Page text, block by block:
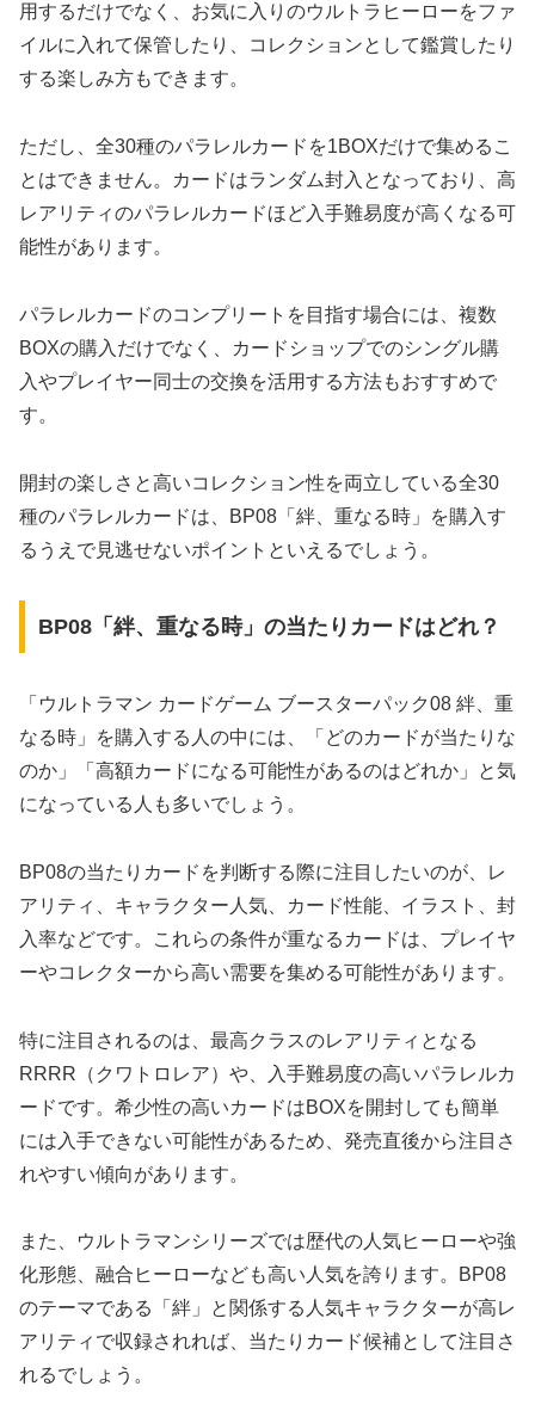
用するだけでなく、お気に入りのウルトラヒーローをファ
イルに入れて保管したり、コレクションとして鑑賞したり
する楽しみ方もできます。
ただし、全30種のパラレルカードを1BOXだけで集めるこ
とはできません。カードはランダム封入となっており、高
レアリティのパラレルカードほど入手難易度が高くなる可
能性があります。
パラレルカードのコンプリートを目指す場合には、複数
BOXの購入だけでなく、カードショップでのシングル購
入やプレイヤー同士の交換を活用する方法もおすすめで
す。
開封の楽しさと高いコレクション性を両立している全30
種のパラレルカードは、BP08「絆、重なる時」を購入す
るうえで見逃せないポイントといえるでしょう。
BP08「絆、重なる時」の当たりカードはどれ？
「ウルトラマン カードゲーム ブースターパック08 絆、重
なる時」を購入する人の中には、「どのカードが当たりな
のか」「高額カードになる可能性があるのはどれか」と気
になっている人も多いでしょう。
BP08の当たりカードを判断する際に注目したいのが、レ
アリティ、キャラクター人気、カード性能、イラスト、封
入率などです。これらの条件が重なるカードは、プレイヤ
ーやコレクターから高い需要を集める可能性があります。
特に注目されるのは、最高クラスのレアリティとなる
RRRR（クワトロレア）や、入手難易度の高いパラレルカ
ードです。希少性の高いカードはBOXを開封しても簡単
には入手できない可能性があるため、発売直後から注目さ
れやすい傾向があります。
また、ウルトラマンシリーズでは歴代の人気ヒーローや強
化形態、融合ヒーローなども高い人気を誇ります。BP08
のテーマである「絆」と関係する人気キャラクターが高レ
アリティで収録されれば、当たりカード候補として注目さ
れるでしょう。